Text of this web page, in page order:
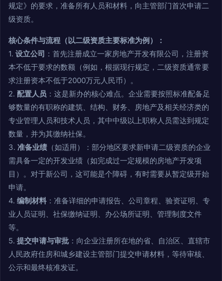
规定》的要求，准备所有人员和材料，向主管部门首次申请二
级资质。
核心条件与流程（以二级资质主要标准为例）：
1. 设立公司 ：首先注册成立一家房地产开发有限公司，注册资
本不低于要求的数额（例如，根据现行规定，二级资质通常要
求注册资本不低于2000万元人民币）。
2. 配置人员 ：这是新办的核心难点。企业需要按照标准配备足
够数量的有职称的建筑、结构、财务、房地产及相关经济类的
专业管理人员和技术人员，其中中级以上职称人员需达到规定
数量，并为其缴纳社保。
3. 准备业绩 （如适用）：部分地区要求新申请二级资质的企业
需具备一定的开发业绩（如完成过一定规模的房地产开发项
目）。对于新公司，这可能是个障碍，有时需要从暂定级开始
申请。
4. 编制材料 ：准备详细的申请报告、公司章程、验资证明、专
业人员证明、社保缴纳证明、办公场所证明、管理制度文件
等。
5. 提交申请与审批 ：向企业注册所在地的省、自治区、直辖市
人民政府住房和城乡建设主管部门提交申请材料，等待审核、
公示和最终核准发证。